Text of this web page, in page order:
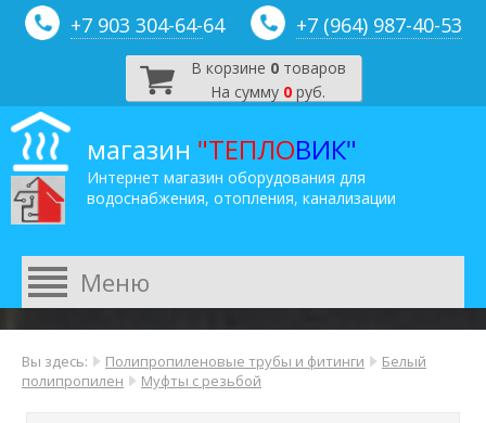
+7 903 304-64-64 +7 (964) 987-40-53
В корзине 0товаров
На сумму 0 руб.
магазин "ТЕПЛОВИК"
Интернет магазин оборудования для
водоснабжения, отопления, канализации
Вы здесь: Полипропиленовые трубы и фитинги
Белый
полипропилен
Муфты с резьбой